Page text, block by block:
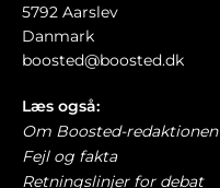
5792 Aarslev
Danmark
boosted@boosted.dk
Læs også:
Om Boosted-redaktionen
Fejl og fakta
Retningslinjer for debat